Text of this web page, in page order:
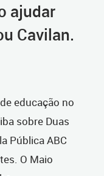
ajudar
Cavilan.
educação no
sobre Duas
Pública ABC
O Maio